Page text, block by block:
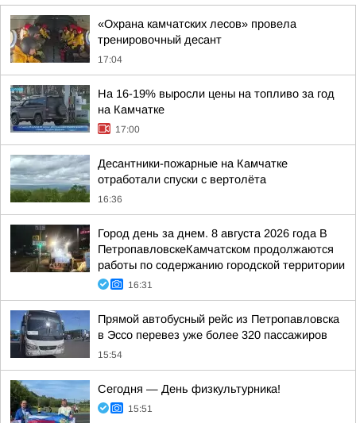
«Охрана камчатских лесов» провела
тренировочный десант
17:04
На 16-19% выросли цены на топливо за год
на Камчатке
17:00
Десантники-пожарные на Камчатке
отработали спуски с вертолёта
16:36
Город день за днем. 8 августа 2026 года В
ПетропавловскеКамчатском продолжаются
работы по содержанию городской территории
16:31
Прямой автобусный рейс из Петропавловска
в Эссо перевез уже более 320 пассажиров
15:54
Сегодня — День физкультурника!
15:51